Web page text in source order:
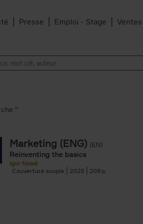
Presse Emploi - Stage Ventes
''
Marketing (ENG) (EN)
Reinventing the basics
Igor Nowé
Couverture souple
2025 208